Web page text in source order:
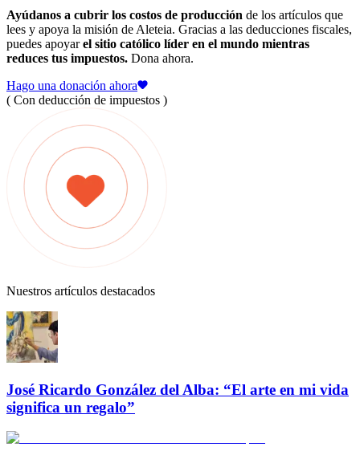
Ayúdanos a cubrir los costos de producción de los artículos que
lees y apoya la misión de Aleteia. Gracias a las deducciones fiscales,
puedes apoyarel sitio católico líder en el mundo mientras
reduces tus impuestos. Dona ahora.
Hago una donación ahora
( Con deducción de impuestos )
Nuestros artículos destacados
José Ricardo González del Alba: “El arte en mi vida
significa un regalo”